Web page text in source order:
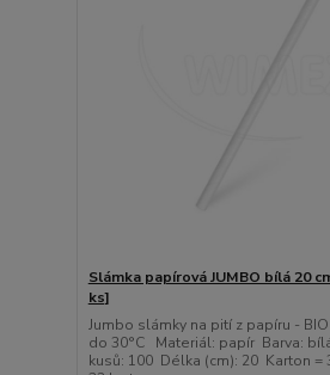
Slámka papírová JUMBO bílá 20
ks]
Jumbo slámky na pití z papíru -
do 30°C Materiál: papír Barva:
kusů: 100 Délka (cm): 20 Karton =